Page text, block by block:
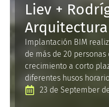
Liev +
Implantación BIM
de más de 20
crecimiento a corto
diferentes husos
23 de September